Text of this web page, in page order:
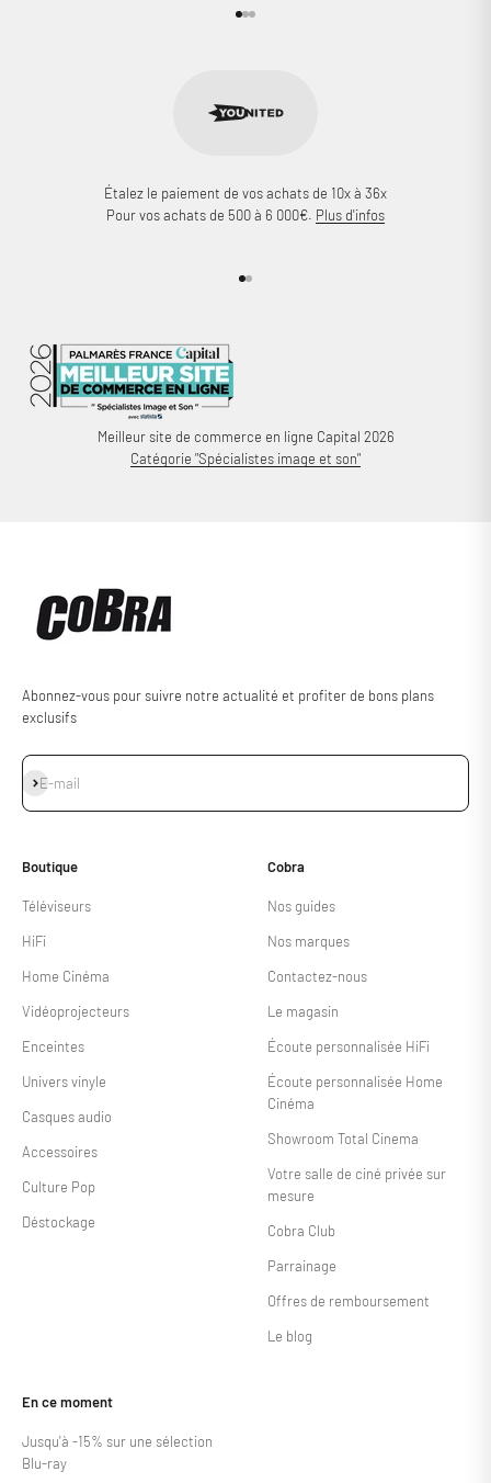
Aller à l'élément 1
Aller à l'élément 2
Aller à l'élément 3
Étalez le paiement de vos achats de 10x à 36x
Pour vos achats de 500 à 6 000€. Plus d'infos
Aller à l'élément 1
Aller à l'élément 2
Meilleur site de commerce en ligne Capital 2026
Catégorie "Spécialistes image et son"
Abonnez-vous pour suivre notre actualité et profiter de bons plans
exclusifs
E-mail
S'inscrire
Boutique
Téléviseurs
HiFi
Home Cinéma
Vidéoprojecteurs
Enceintes
Univers vinyle
Casques audio
Accessoires
Culture Pop
Déstockage
Cobra
Nos guides
Nos marques
Contactez-nous
Le magasin
Écoute personnalisée HiFi
Écoute personnalisée Home
Cinéma
Showroom Total Cinema
Votre salle de ciné privée sur
mesure
Cobra Club
Parrainage
Offres de remboursement
Le blog
En ce moment
Jusqu'à -15% sur une sélection
Blu-ray